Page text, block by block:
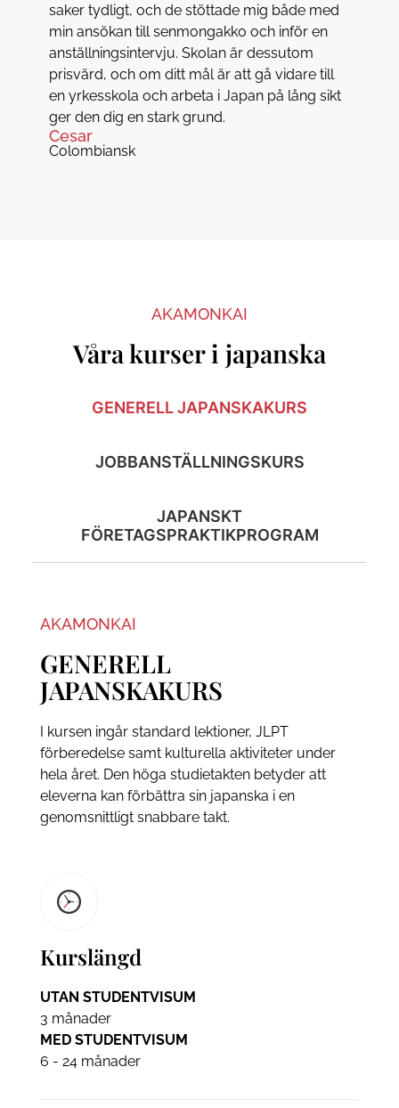
saker tydligt, och de stöttade mig både med
min ansökan till senmongakko och inför en
anställningsintervju. Skolan är dessutom
prisvärd, och om ditt mål är att gå vidare till
en yrkesskola och arbeta i Japan på lång sikt
ger den dig en stark grund.
Cesar
Colombiansk
AKAMONKAI
Våra kurser i japanska
GENERELL JAPANSKAKURS
JOBBANSTÄLLNINGSKURS
JAPANSKT
FÖRETAGSPRAKTIKPROGRAM
AKAMONKAI
GENERELL
JAPANSKAKURS
I kursen ingår standard lektioner, JLPT
förberedelse samt kulturella aktiviteter under
hela året. Den höga studietakten betyder att
eleverna kan förbättra sin japanska i en
genomsnittligt snabbare takt.
Kurslängd
UTAN STUDENTVISUM
3 månader
MED STUDENTVISUM
6 - 24 månader